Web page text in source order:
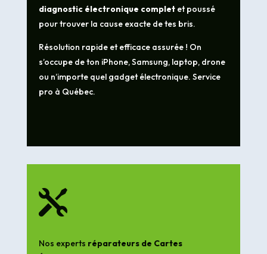
diagnostic électronique completet poussé
pour trouver la cause exacte de tes bris.
Résolution rapide et efficace assurée ! On
s’occupe de ton iPhone, Samsung, laptop, drone
ou n’importe quel gadget électronique. Service
pro à Québec.

Nos experts réparateurs de Cartes